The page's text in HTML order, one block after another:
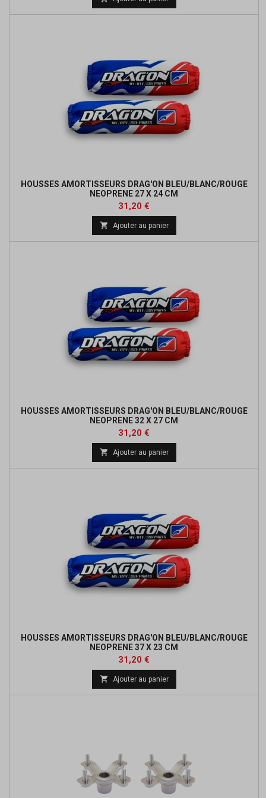
base
HOUSSES AMORTISSEURS DRAG'ON BLEU/BLANC/ROUGE
NEOPRENE 27 X 24 CM
Prix
31,20 €
base
 Ajouter au panier
HOUSSES AMORTISSEURS DRAG'ON BLEU/BLANC/ROUGE
NEOPRENE 32 X 27 CM
Prix
31,20 €
base
 Ajouter au panier
HOUSSES AMORTISSEURS DRAG'ON BLEU/BLANC/ROUGE
NEOPRENE 37 X 23 CM
Prix
31,20 €
base
 Ajouter au panier